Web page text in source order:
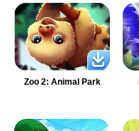
Zoo 2: Animal Park